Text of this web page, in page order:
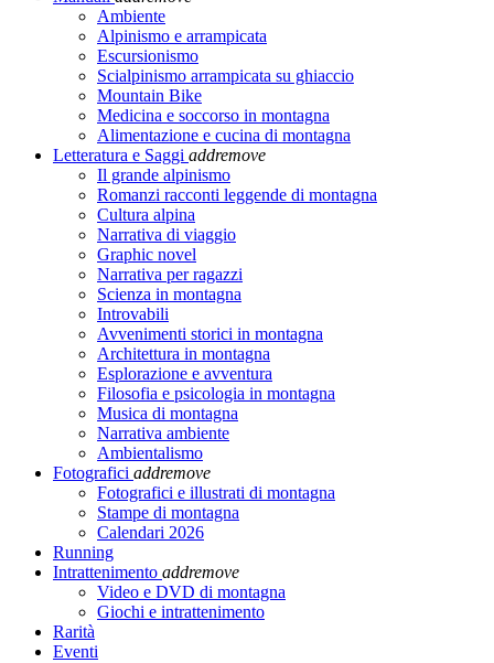
Ambiente
Alpinismo e arrampicata
Escursionismo
Scialpinismo arrampicata su ghiaccio
Mountain Bike
Medicina e soccorso in montagna
Alimentazione e cucina di montagna
Letteratura e Saggi addremove
Il grande alpinismo
Romanzi racconti leggende di montagna
Cultura alpina
Narrativa di viaggio
Graphic novel
Narrativa per ragazzi
Scienza in montagna
Introvabili
Avvenimenti storici in montagna
Architettura in montagna
Esplorazione e avventura
Filosofia e psicologia in montagna
Musica di montagna
Narrativa ambiente
Ambientalismo
Fotografici addremove
Fotografici e illustrati di montagna
Stampe di montagna
Calendari 2026
Running
Intrattenimento addremove
Video e DVD di montagna
Giochi e intrattenimento
Rarità
Eventi